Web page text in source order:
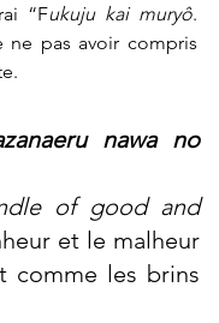
“Fukuju kai muryô.
ne pas avoir compris
nawa no
of good and
et le malheur
comme les brins